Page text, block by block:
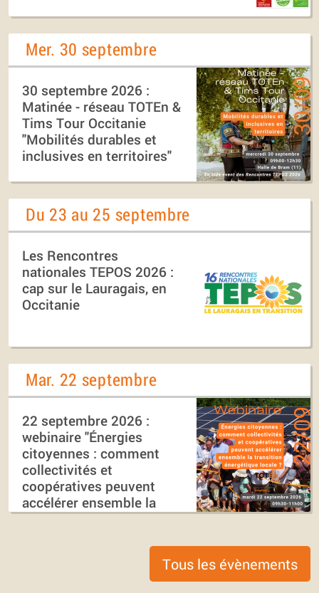
Mer. 30 septembre
30 septembre 2026 :
Matinée - réseau TOTEn &
Tims Tour Occitanie
"Mobilités durables et
inclusives en territoires"
Du 23 au 25 septembre
Les Rencontres
nationales TEPOS 2026 :
cap sur le Lauragais, en
Occitanie
Mar. 22 septembre
22 septembre 2026 :
webinaire "Énergies
citoyennes : comment
collectivités et
coopératives peuvent
accélérer ensemble la
transition énergétique
Tous les évènements